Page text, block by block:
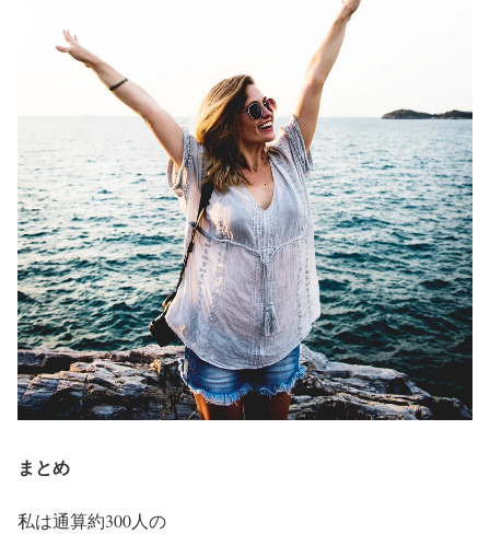
まとめ
私は通算約300人の